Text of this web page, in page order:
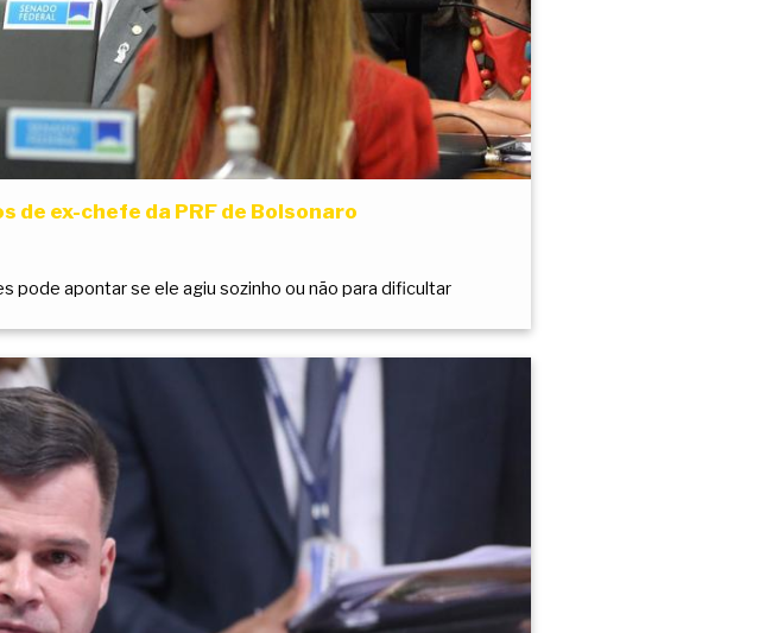
de ex-chefe da PRF de Bolsonaro
pode apontar se ele agiu sozinho ou não para dificultar